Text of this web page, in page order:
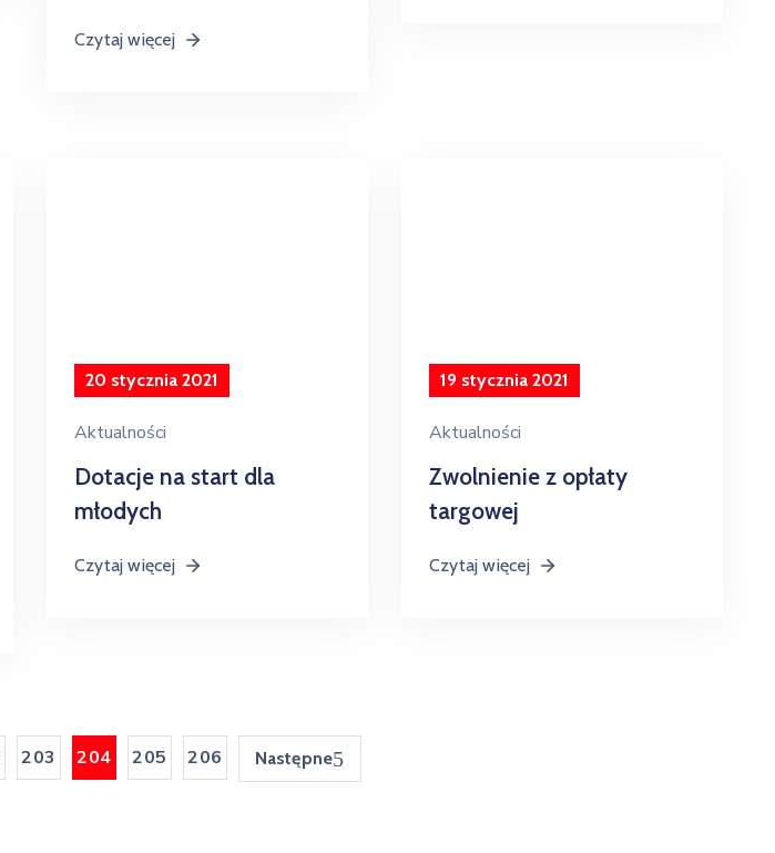
Czytaj więcej
20 stycznia 2021
Aktualności
Dotacje na start dla
młodych
Czytaj więcej
19 stycznia 2021
Aktualności
Zwolnienie z opłaty
targowej
Czytaj więcej
203 204 205 206 Następne